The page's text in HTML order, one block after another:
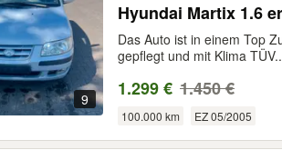
9
Hyundai Martix 1.6
Das Auto ist in einem Top
gepflegt und mit Klima
1.299 € 1.450 €
100.000 km EZ 05/2005